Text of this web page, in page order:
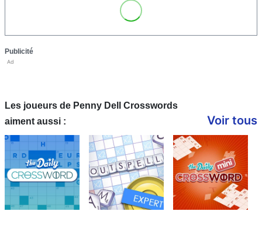
Publicité
Ad
Les joueurs de Penny Dell Crosswords
aiment aussi :
Voir tous